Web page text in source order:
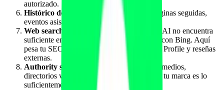
autorizado.
Histórico del usuario dentro de Meta
: páginas seguidas,
eventos asistidos, intereses inferidos.
Web search fallback (Bing)
: cuando Meta AI no encuentra
suficiente en su grafo propio, complementa con Bing. Aquí
pesa tu SEO local clásico, Google Business Profile y reseñas
externas.
Authority signals externos
: menciones en medios,
directorios verticales, Wikipedia/Wikidata si tu marca es lo
suficientemente notable.